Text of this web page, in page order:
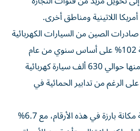
اللاتينية ومناطق أخرى.
الصين من السيارات الكهربائية
منخفضة التكلفة بنسبة 102% على أساس سنوي من عام
2021 إلى عام 2022، منها حوالي 630 ألف سيارة كهربائية
بالكامل في عام 2022 على الرغم من تدابير الحمائية في
واحتلت أمريكا الجنوبية مكانة بارزة في هذه الأرقام، مع 6.7%